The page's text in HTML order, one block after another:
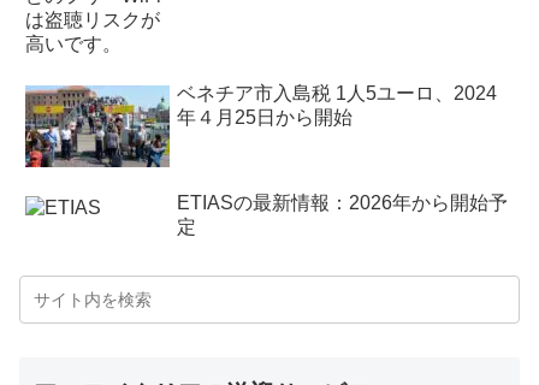
ベネチア市入島税 1人5ユーロ、2024
年４月25日から開始
ETIASの最新情報：2026年から開始予
定